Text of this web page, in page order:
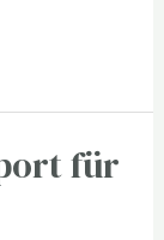
für